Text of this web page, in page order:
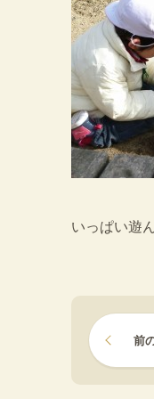
いっぱい遊
前